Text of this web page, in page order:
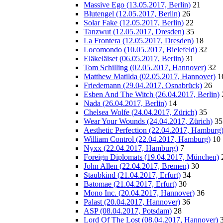
Massive Ego (13.05.2017, Berlin) 21
Blutengel (12.05.2017, Berlin) 26
Solar Fake (12.05.2017, Berlin) 22
Tanzwut (12.05.2017, Dresden) 35
La Frontera (12.05.2017, Dresden) 18
Locomondo (10.05.2017, Bielefeld) 32
Eläkeläiset (06.05.2017, Berlin) 31
Tom Schilling (02.05.2017, Hannover) 32
Matthew Matilda (02.05.2017, Hannover)
Friedemann (29.04.2017, Osnabrück) 26
Esben And The Witch (26.04.2017, Berlin)
Nada (26.04.2017, Berlin) 14
Chelsea Wolfe (24.04.2017, Zürich) 35
Wear Your Wounds (24.04.2017, Zürich) 35
Aesthetic Perfection (22.04.2017, Hamburg)
William Control (22.04.2017, Hamburg) 10
Nyxx (22.04.2017, Hamburg) 7
Foreign Diplomats (19.04.2017, München)
John Allen (22.04.2017, Bremen) 30
Staubkind (21.04.2017, Erfurt) 34
Batomae (21.04.2017, Erfurt) 30
Mono Inc. (20.04.2017, Hannover) 36
Palast (20.04.2017, Hannover) 36
ASP (08.04.2017, Potsdam) 28
Lord Of The Lost (08.04.2017, Hannover)